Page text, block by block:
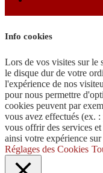
Info cookies
Lors de vos visites sur le
le disque dur de votre
l'expérience de nos
pour nous permettre
cookies peuvent par
vous avez effectués (ex.
vous offrir des services
ainsi votre expérience sur
Réglages des Cookies